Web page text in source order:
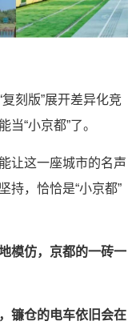
刻版”展开差异化竞
“小京都”了。
让这一座城市的名声
持，恰恰是“小京都”
模仿，京都的一砖一
镰仓的电车依旧会在